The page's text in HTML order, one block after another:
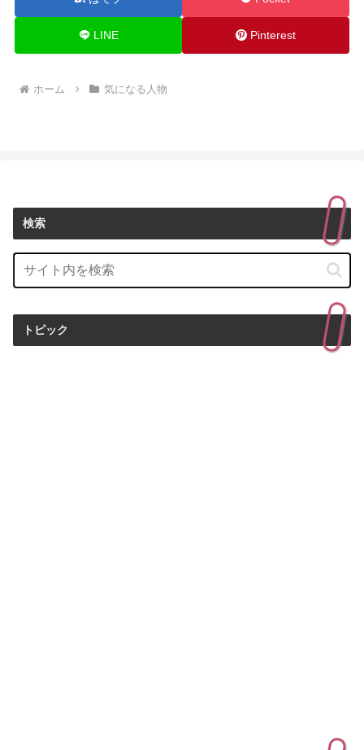
LINE Pinterest
ホーム 気になる人物
検索
トピック